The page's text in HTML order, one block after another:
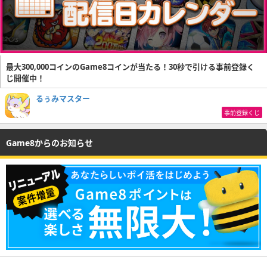
最大300,000コインのGame8コインが当たる！30秒で引ける事前登録く
じ開催中！
るぅみマスター
事前登録くじ
Game8からのお知らせ